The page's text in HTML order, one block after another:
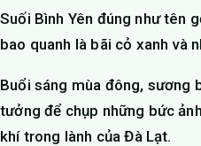
Suối Bình Yên đúng như tên
bao quanh là bãi cỏ xanh và
Buổi sáng mùa đông, sương
tưởng để chụp những bức
khí trong lành của Đà Lạt.